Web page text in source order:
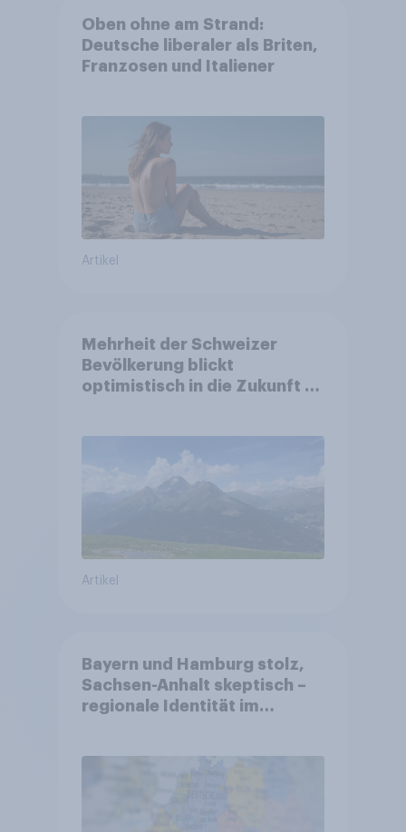
Oben ohne am Strand:
Deutsche liberaler als Briten,
Franzosen und Italiener
Artikel
Mehrheit der Schweizer
Bevölkerung blickt
optimistisch in die Zukunft –
Altersvorsorge
Artikel
Bayern und Hamburg stolz,
Sachsen-Anhalt skeptisch –
regionale Identität im